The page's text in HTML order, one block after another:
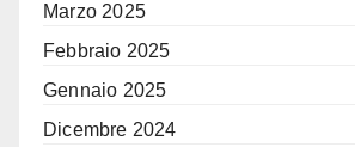
Marzo 2025
Febbraio 2025
Gennaio 2025
Dicembre 2024